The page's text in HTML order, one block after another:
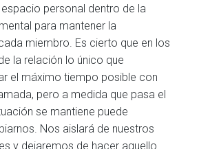
espacio personal dentro de la
para mantener la
miembro. Es cierto que en los
la relación lo único que
el máximo tiempo posible con
pero a medida que pasa el
se mantiene puede
Nos aislará de nuestros
y dejaremos de hacer aquello